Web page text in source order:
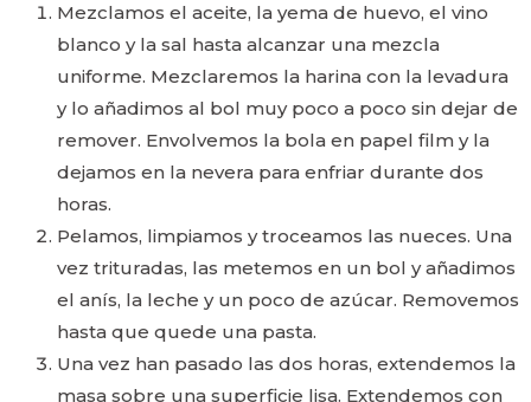
Mezclamos el aceite, la yema de huevo, el vino
blanco y la sal hasta alcanzar una mezcla
uniforme. Mezclaremos la harina con la levadura
y lo añadimos al bol muy poco a poco sin dejar de
remover. Envolvemos la bola en papel film y la
dejamos en la nevera para enfriar durante dos
horas.
Pelamos, limpiamos y troceamos las nueces. Una
vez trituradas, las metemos en un bol y añadimos
el anís, la leche y un poco de azúcar. Removemos
hasta que quede una pasta.
Una vez han pasado las dos horas, extendemos la
masa sobre una superficie lisa. Extendemos con